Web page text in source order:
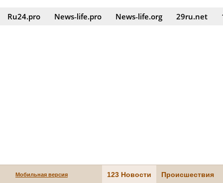
Ru24.pro News‑life.pro News‑life.org 29ru.net
Мобильная версия 123 Новости Происшествия